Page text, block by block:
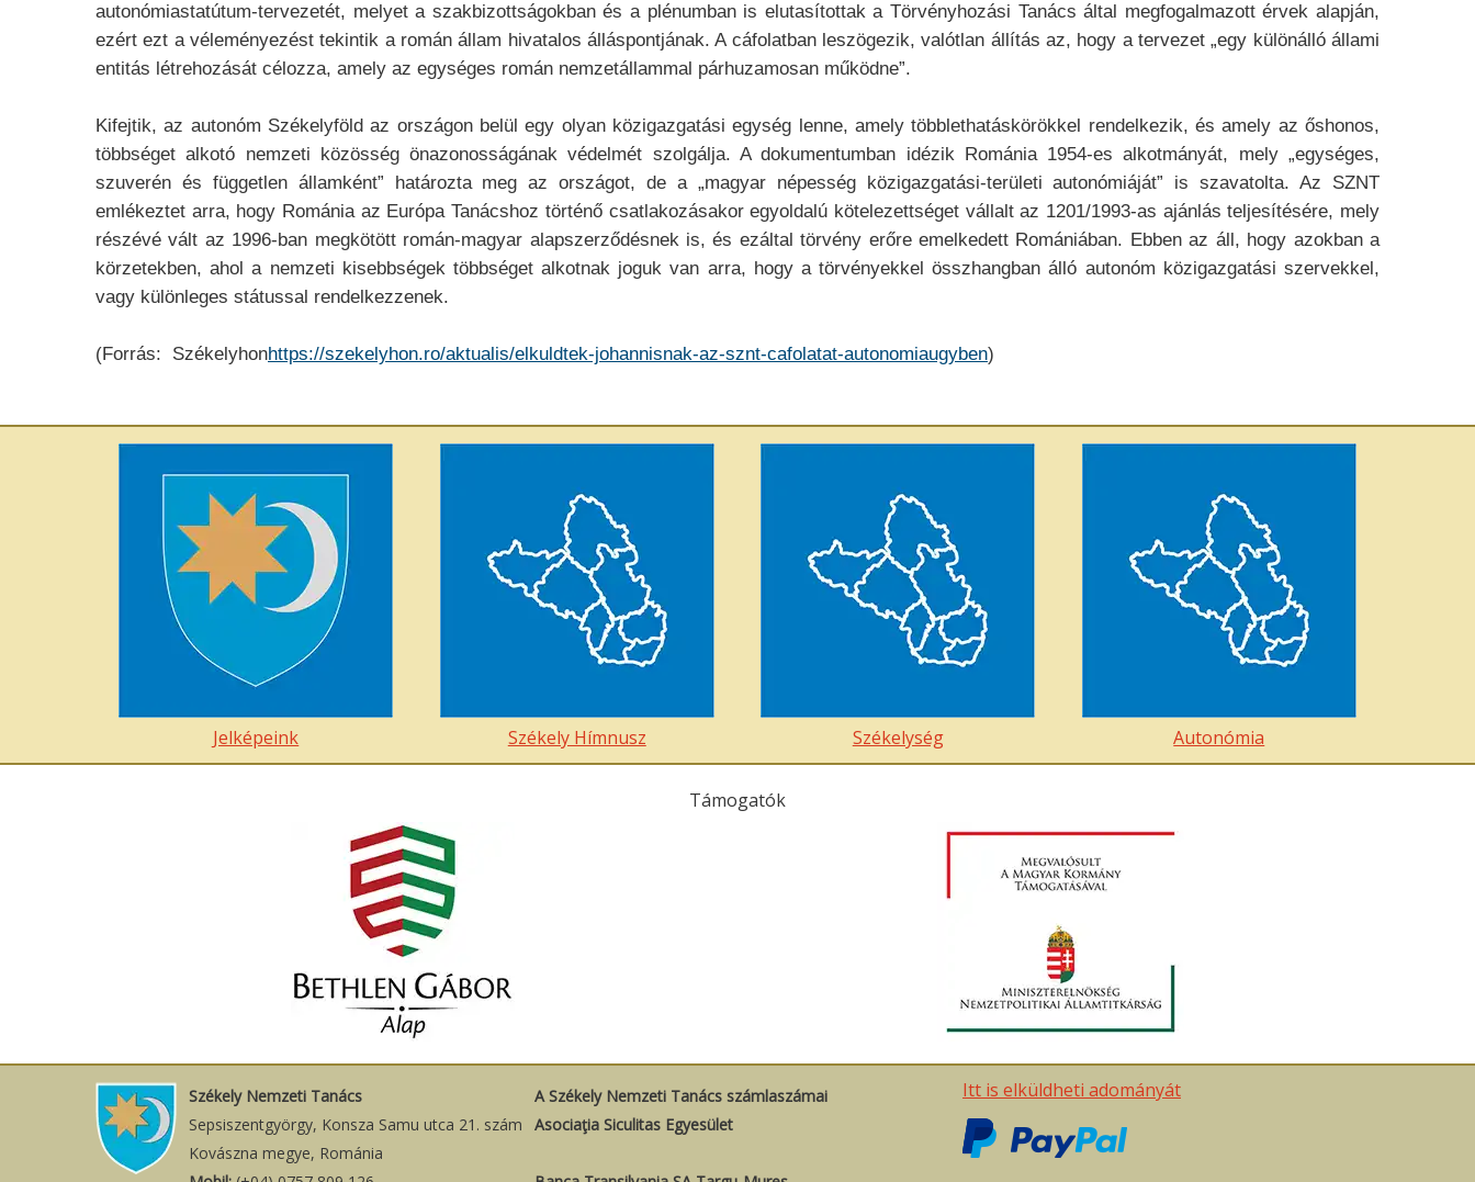
autonómiastatútum-tervezetét, melyet a szakbizottságokban és a plénumban is elutasítottak a Törvényhozási Tanács által megfogalmazott érvek alapján,
ezért ezt a véleményezést tekintik a román állam hivatalos álláspontjának. A cáfolatban leszögezik, valótlan állítás az, hogy a tervezet „egy különálló állami
entitás létrehozását célozza, amely az egységes román nemzetállammal párhuzamosan működne”.
Kifejtik, az autonóm Székelyföld az országon belül egy olyan közigazgatási egység lenne, amely többlethatáskörökkel rendelkezik, és amely az őshonos,
többséget alkotó nemzeti közösség önazonosságának védelmét szolgálja. A dokumentumban idézik Románia 1954-es alkotmányát, mely „egységes,
szuverén és független államként” határozta meg az országot, de a „magyar népesség közigazgatási-területi autonómiáját” is szavatolta. Az SZNT
emlékeztet arra, hogy Románia az Európa Tanácshoz történő csatlakozásakor egyoldalú kötelezettséget vállalt az 1201/1993-as ajánlás teljesítésére, mely
részévé vált az 1996-ban megkötött román-magyar alapszerződésnek is, és ezáltal törvény erőre emelkedett Romániában. Ebben az áll, hogy azokban a
körzetekben, ahol a nemzeti kisebbségek többséget alkotnak joguk van arra, hogy a törvényekkel összhangban álló autonóm közigazgatási szervekkel,
vagy különleges státussal rendelkezzenek.
(Forrás: Székelyhonhttps://szekelyhon.ro/aktualis/elkuldtek-johannisnak-az-sznt-cafolatat-autonomiaugyben)
Jelképeink Székely Hímnusz Székelység Autonómia
Támogatók
Székely Nemzeti Tanács
Sepsiszentgyörgy, Konsza Samu utca 21. szám
Kovászna megye, Románia
A Székely Nemzeti Tanács számlaszámai
Asociaţia Siculitas Egyesület
Itt is elküldheti adományát